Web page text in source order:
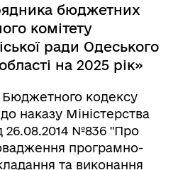
бюджетних
комітету
ради Одеського
на 2025 рік»
Бюджетного кодексу
наказу Міністерства
26.08.2014 №836 "Про
програмно-
та виконання